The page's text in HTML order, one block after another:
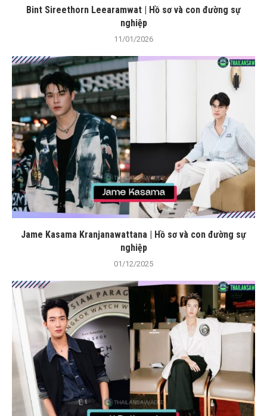
Bint Sireethorn Leearamwat | Hồ sơ và con đường sự
nghiệp
11/01/2026
Jame Kasama Kranjanawattana | Hồ sơ và con đường sự
nghiệp
01/12/2025